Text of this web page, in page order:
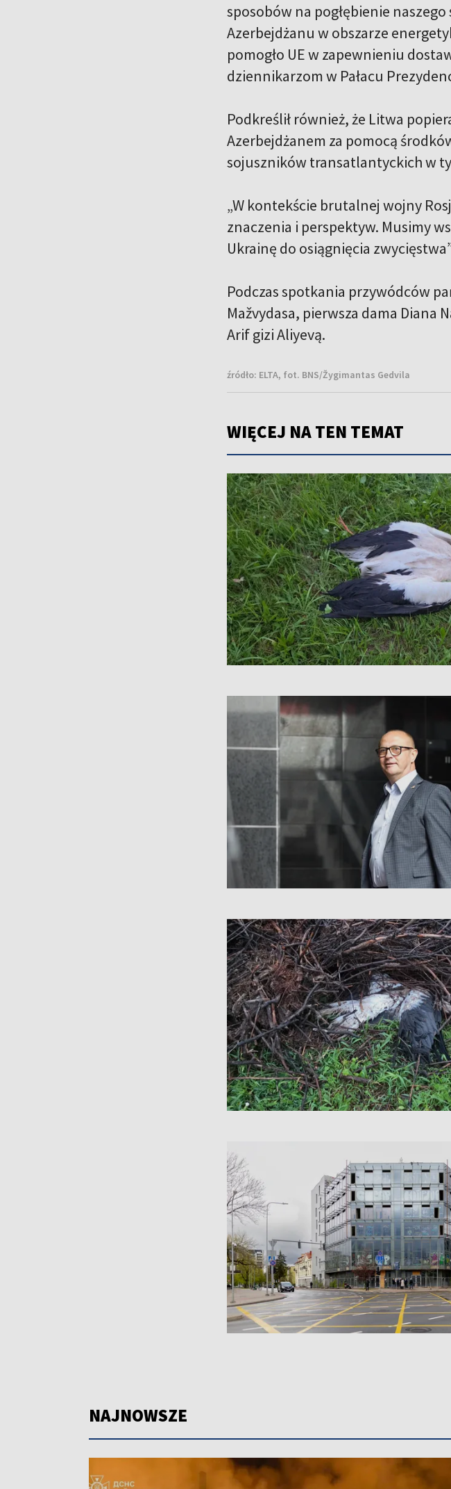
sposobów na pogłębienie
Azerbejdżanu w obszarze
pomogło UE w zapewnieniu
dziennikarzom w Pałacu
Podkreślił również, że Litwa
Azerbejdżanem za pomocą
sojuszników transatlantyckich w
„W kontekście brutalnej wojny
znaczenia i perspektyw. Musimy
Ukrainę do osiągnięcia
Podczas spotkania przywódców
Mažvydasa, pierwsza dama Diana
Arif gizi Aliyevą.
źródło: ELTA, fot. BNS/Žygimantas Gedvila
WIĘCEJ NA TEN TEMAT
NAJNOWSZE